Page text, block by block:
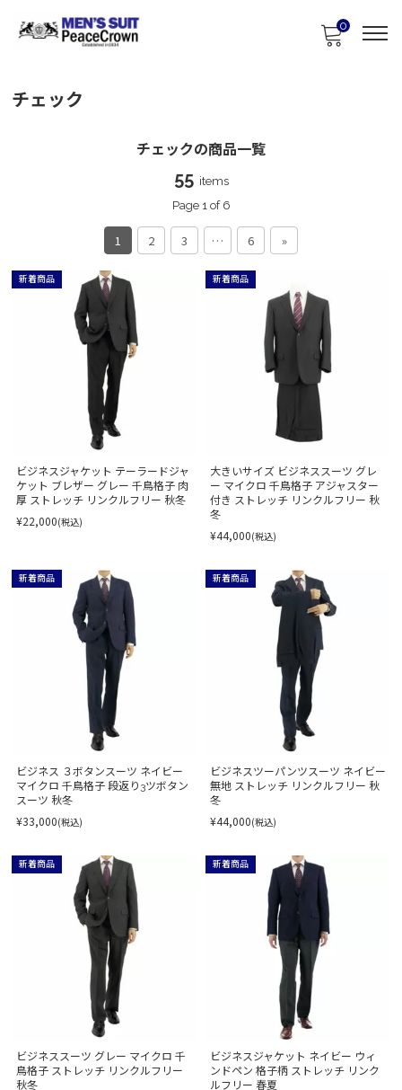
0
チェック
チェックの商品一覧
55 items
Page 1 of 6
1 2 3 … 6 »
新着商品
ビジネスジャケット テーラードジャ
ケット ブレザー グレー 千鳥格子 肉
厚 ストレッチ リンクルフリー 秋冬
¥22,000(税込)
新着商品
大きいサイズ ビジネススーツ グレ
ー マイクロ 千鳥格子 アジャスター
付き ストレッチ リンクルフリー 秋
冬
¥44,000(税込)
新着商品
ビジネス ３ボタンスーツ ネイビー
マイクロ 千鳥格子 段返り3ツボタン
スーツ 秋冬
¥33,000(税込)
新着商品
ビジネスツーパンツスーツ ネイビー
無地 ストレッチ リンクルフリー 秋
冬
¥44,000(税込)
新着商品
ビジネススーツ グレー マイクロ 千
鳥格子 ストレッチ リンクルフリー
秋冬
新着商品
ビジネスジャケット ネイビー ウィ
ンドペン 格子柄 ストレッチ リンク
ルフリー 春夏